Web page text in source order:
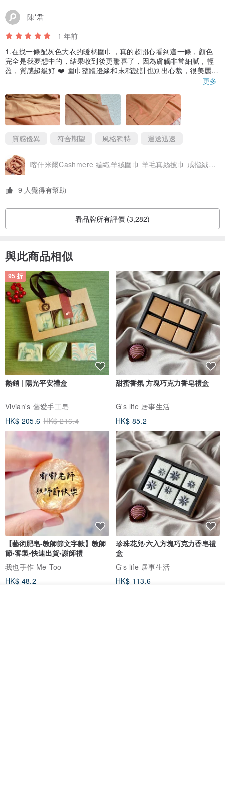
▲可當圍巾.三角巾.沙發蓋毯.沙發布，用途多元
陳*君
1 年前
1.在找一條配灰色大衣的暖橘圍巾，真的超開心看到這一條，顏色
完全是我夢想中的，結果收到後更驚喜了，因為膚觸非常細膩，輕
盈，質感超級好 ❤️ 圍巾整體邊緣和末稍設計也別出心裁，很美麗！
2.原來設計師註明「雙色」是指圍巾一面是一次透紅及橘兩種顏
3.不過標籤是黏上去的，不知道會不會容易掉？標籤也剪得不規
則，這部分的粗糙和圍巾的精美對比起來品質不那麼協調一致，有
一點可惜，可能會想辦法把標籤撕下來
更多
質感優異 符合期望 風格獨特 運送迅速
喀什米爾Cashmere 編織羊絨圍巾 羊毛真絲披巾 戒指絨披肩-雙色
9 人覺得有幫助
看品牌所有評價 (3,282)
與此商品相似
95 折
熱銷 | 陽光平安禮盒
Vivian's 舊愛手工皂
HK$ 205.6 HK$ 216.4
甜蜜香氛 方塊巧克力香皂禮盒
G's life 居事生活
HK$ 85.2
【藝術肥皂-教師節文字款】教師
節•客製•快速出貨•謝師禮
我也手作 Me Too
HK$ 48.2
珍珠花兒‧六入方塊巧克力香皂禮
盒
G's life 居事生活
HK$ 113.6